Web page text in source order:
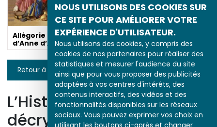
NOUS UTILISONS DES COOKIES SUR
CE SITE POUR AMÉLIORER VOTRE
EXPÉRIENCE D'UTILISATEUR.
Nous utilisons des cookies, y compris des
cookies de nos partenaires pour réaliser des
statistiques et mesurer l'audience du site
ainsi que pour vous proposer des publicités
adaptées à vos centres d'intérêts, des
contenus interactifs, des vidéos et des
fonctionnalités disponibles sur les réseaux
sociaux. Vous pouvez exprimer vos choix en
utilisant les boutons ci-après et changer
Allégorie de la régence
d’Anne d’Autriche
Retour à la liste
L’Histoire par l’image
décrypte l’histoire